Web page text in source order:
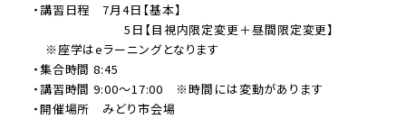
・講習日程 7月4日【基本】
5日【目視内限定変更＋昼間限定変更】
※座学はeラーニングとなります
・集合時間 8:45
・講習時間 9:00～17:00 ※時間には変動があります
・開催場所 みどり市会場